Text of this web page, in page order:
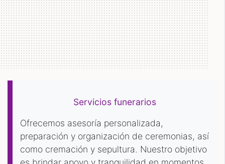
Servicios funerarios
Ofrecemos asesoría personalizada,
preparación y organización de ceremonias, así
como cremación y sepultura. Nuestro objetivo